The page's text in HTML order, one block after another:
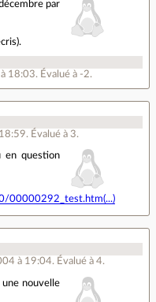
par
18:03. Évalué à -2.
. Évalué à 3.
en question
00000292_test.htm(...)
à 19:04. Évalué à 4.
nouvelle